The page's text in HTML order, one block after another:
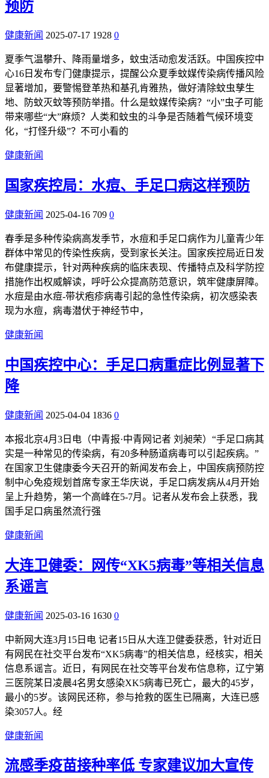
预防
健康新闻 2025-07-17 1928 0
夏季气温攀升、降雨量增多，蚊虫活动愈发活跃。中国疾控中
心16日发布专门健康提示，提醒公众夏季蚊媒传染病传播风险
显著增加，要警惕登革热和基孔肯雅热，做好清除蚊虫孳生
地、防蚊灭蚊等预防举措。什么是蚊媒传染病？“小”虫子可能
带来哪些“大”麻烦？人类和蚊虫的斗争是否随着气候环境变
化，“打怪升级”？不可小看的
健康新闻
国家疾控局：水痘、手足口病这样预防
健康新闻 2025-04-16 709 0
春季是多种传染病高发季节，水痘和手足口病作为儿童青少年
群体中常见的传染性疾病，受到家长关注。国家疾控局近日发
布健康提示，针对两种疾病的临床表现、传播特点及科学防控
措施作出权威解读，呼吁公众提高防范意识，筑牢健康屏障。
水痘是由水痘-带状疱疹病毒引起的急性传染病，初次感染表
现为水痘，病毒潜伏于神经节中，
健康新闻
中国疾控中心：手足口病重症比例显著下
降
健康新闻 2025-04-04 1836 0
本报北京4月3日电（中青报·中青网记者 刘昶荣）“手足口病其
实是一种常见的传染病，有20多种肠道病毒可以引起疾病。”
在国家卫生健康委今天召开的新闻发布会上，中国疾病预防控
制中心免疫规划首席专家王华庆说，手足口病发病从4月开始
呈上升趋势，第一个高峰在5-7月。记者从发布会上获悉，我
国手足口病虽然流行强
健康新闻
大连卫健委：网传“XK5病毒”等相关信息
系谣言
健康新闻 2025-03-16 1630 0
中新网大连3月15日电 记者15日从大连卫健委获悉，针对近日
有网民在社交平台发布“XK5病毒”的相关信息，经核实，相关
信息系谣言。近日，有网民在社交等平台发布信息称，辽宁第
三医院某日凌晨4名男女感染XK5病毒已死亡，最大的45岁，
最小的5岁。该网民还称，参与抢救的医生已隔离，大连已感
染3057人。经
健康新闻
流感季疫苗接种率低 专家建议加大宣传